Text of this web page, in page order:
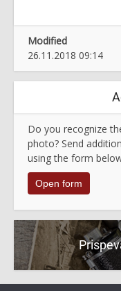
Modified
26.11.2018 09:14
Do you recognize
photo? Send
using the form
Open form